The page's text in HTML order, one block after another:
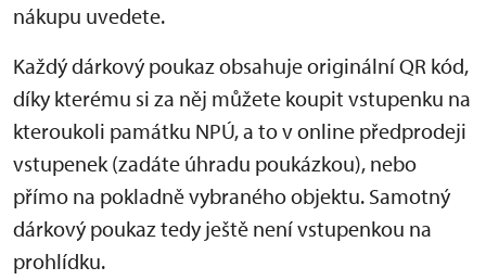
nákupu uvedete.
Každý dárkový poukaz obsahuje originální QR kód,
díky kterému si za něj můžete koupit vstupenku na
kteroukoli památku NPÚ, a to v online předprodeji
vstupenek (zadáte úhradu poukázkou), nebo
přímo na pokladně vybraného objektu. Samotný
dárkový poukaz tedy ještě není vstupenkou na
prohlídku.